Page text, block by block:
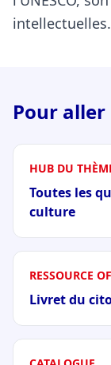
intellectuelles.
Pour
HUB DU
Toutes les
culture
RESSOURCE
Livret du